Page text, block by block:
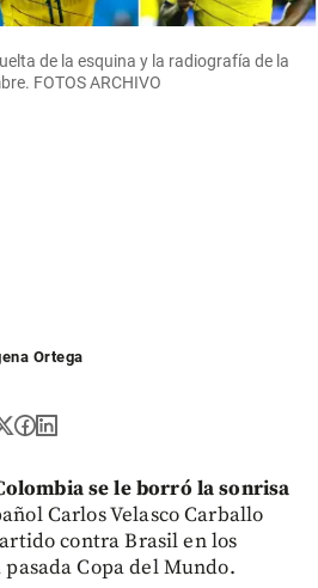
de la esquina y la radiografía de la
FOTOS ARCHIVO
Ortega
se le borró la sonrisa
Carlos Velasco Carballo
contra Brasil en los
Copa del Mundo.